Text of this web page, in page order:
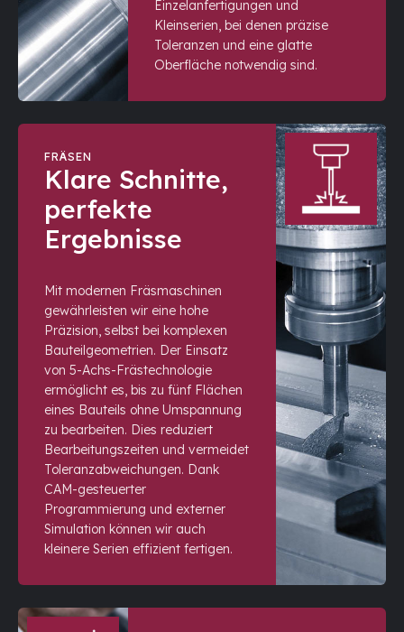
Einzelanfertigungen und
Kleinserien, bei denen präzise
Toleranzen und eine glatte
Oberfläche notwendig sind.
FRÄSEN
Klare Schnitte,
perfekte
Ergebnisse
Mit modernen Fräsmaschinen
gewährleisten wir eine hohe
Präzision, selbst bei komplexen
Bauteilgeometrien. Der Einsatz
von 5-Achs-Frästechnologie
ermöglicht es, bis zu fünf Flächen
eines Bauteils ohne Umspannung
zu bearbeiten. Dies reduziert
Bearbeitungszeiten und vermeidet
Toleranzabweichungen. Dank
CAM-gesteuerter
Programmierung und externer
Simulation können wir auch
kleinere Serien effizient fertigen.